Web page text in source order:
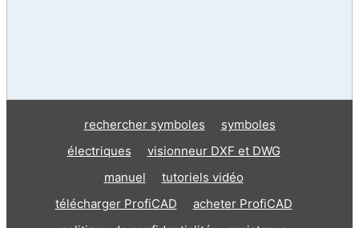
rechercher symboles
symboles
électriques
visionneur DXF et DWG
manuel
tutoriels vidéo
télécharger ProfiCAD
acheter ProfiCAD